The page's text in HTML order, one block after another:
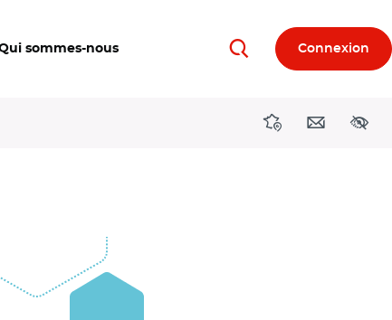
sommes-nous RechercherConnexion
DirectionsContact